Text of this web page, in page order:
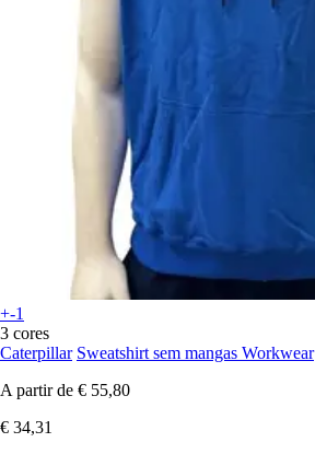
+-1
3 cores
Caterpillar Sweatshirt sem mangas Workwear
A partir de € 55,80
€ 34,31